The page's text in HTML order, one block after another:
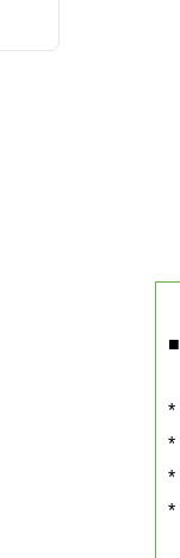
■
*
*
*
*